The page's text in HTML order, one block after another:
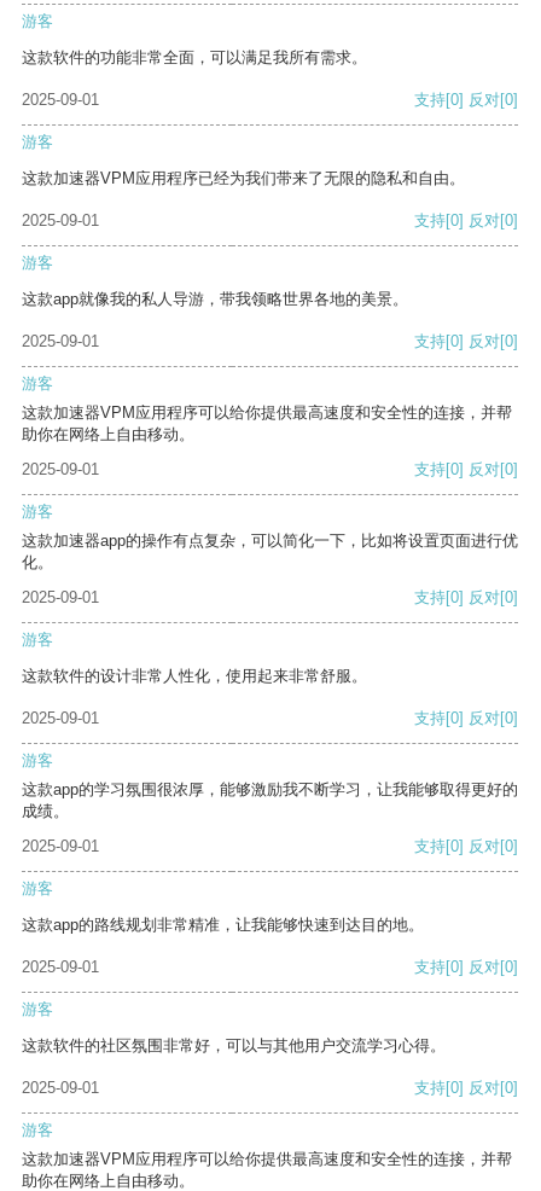
游客
这款软件的功能非常全面，可以满足我所有需求。
2025-09-01 支持[0] 反对[0]
游客
这款加速器VPM应用程序已经为我们带来了无限的隐私和自由。
2025-09-01 支持[0] 反对[0]
游客
这款app就像我的私人导游，带我领略世界各地的美景。
2025-09-01 支持[0] 反对[0]
游客
这款加速器VPM应用程序可以给你提供最高速度和安全性的连接，并帮
助你在网络上自由移动。
2025-09-01
支持[0] 反对[0]
游客
这款加速器app的操作有点复杂，可以简化一下，比如将设置页面进行优
化。
2025-09-01
支持[0] 反对[0]
游客
这款软件的设计非常人性化，使用起来非常舒服。
2025-09-01 支持[0] 反对[0]
游客
这款app的学习氛围很浓厚，能够激励我不断学习，让我能够取得更好的
成绩。
2025-09-01
支持[0] 反对[0]
游客
这款app的路线规划非常精准，让我能够快速到达目的地。
2025-09-01 支持[0] 反对[0]
游客
这款软件的社区氛围非常好，可以与其他用户交流学习心得。
2025-09-01 支持[0] 反对[0]
游客
这款加速器VPM应用程序可以给你提供最高速度和安全性的连接，并帮
助你在网络上自由移动。